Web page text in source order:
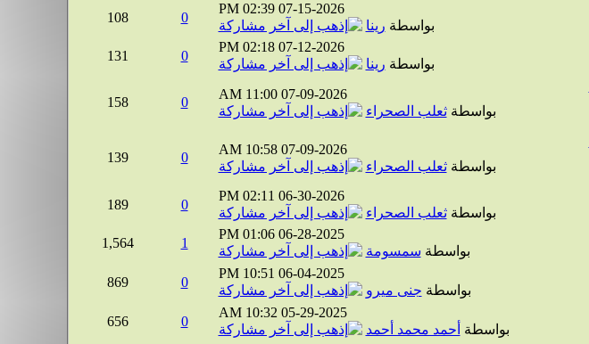
07-15-2026
02:39 PM
بواسطة رينا
0
108
07-12-2026
02:18 PM
بواسطة رينا
0
131
07-09-2026
11:00 AM
بواسطةثعلب الصحراء
0
158
07-09-2026
10:58 AM
بواسطةثعلب الصحراء
0
139
06-30-2026
02:11 PM
بواسطةثعلب الصحراء
0
189
06-28-2025
01:06 PM
بواسطة سمسومة
1
1,564
06-04-2025
10:51 PM
بواسطة جنى ميرو
0
869
05-29-2025
10:32 AM
بواسطة أحمد محمد أحمد
0
656